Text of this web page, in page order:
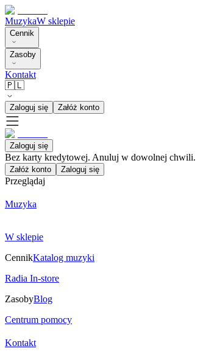
MuzykaW sklepie
Cennik
Zasoby
Kontakt
🇵🇱
Zaloguj się Załóż konto
Zaloguj się
Bez karty kredytowej. Anuluj w dowolnej chwili.
Załóż konto Zaloguj się
Przeglądaj
Muzyka
W sklepie
CennikKatalog muzyki
Radia In-store
ZasobyBlog
Centrum pomocy
Kontakt